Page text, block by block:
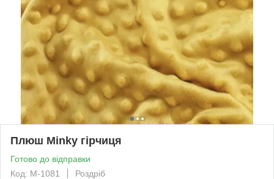
Плюш Minky гірчиця
Готово до відправки
Код: М-1081
Роздріб